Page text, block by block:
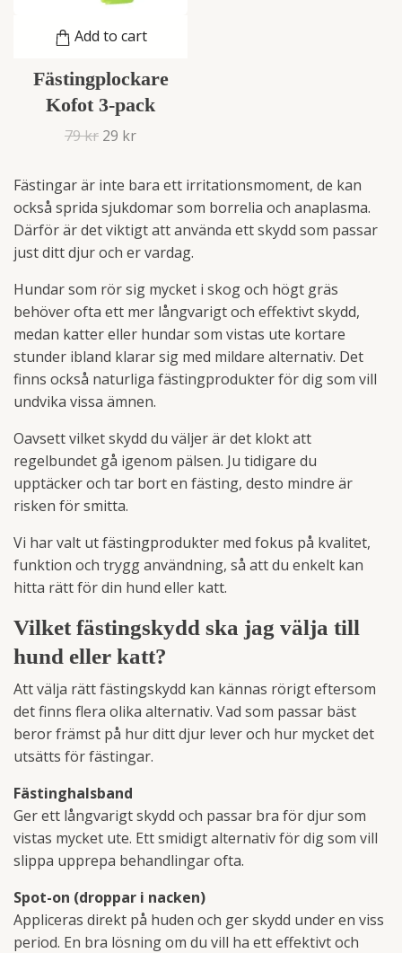
Add to cart
Fästingplockare
Kofot 3-pack
79 kr 29 kr
Fästingar är inte bara ett irritationsmoment, de kan
också sprida sjukdomar som borrelia och anaplasma.
Därför är det viktigt att använda ett skydd som passar
just ditt djur och er vardag.
Hundar som rör sig mycket i skog och högt gräs
behöver ofta ett mer långvarigt och effektivt skydd,
medan katter eller hundar som vistas ute kortare
stunder ibland klarar sig med mildare alternativ. Det
finns också naturliga fästingprodukter för dig som vill
undvika vissa ämnen.
Oavsett vilket skydd du väljer är det klokt att
regelbundet gå igenom pälsen. Ju tidigare du
upptäcker och tar bort en fästing, desto mindre är
risken för smitta.
Vi har valt ut fästingprodukter med fokus på kvalitet,
funktion och trygg användning, så att du enkelt kan
hitta rätt för din hund eller katt.
Vilket fästingskydd ska jag välja till
hund eller katt?
Att välja rätt fästingskydd kan kännas rörigt eftersom
det finns flera olika alternativ. Vad som passar bäst
beror främst på hur ditt djur lever och hur mycket det
utsätts för fästingar.
Fästinghalsband
Ger ett långvarigt skydd och passar bra för djur som
vistas mycket ute. Ett smidigt alternativ för dig som vill
slippa upprepa behandlingar ofta.
Spot-on (droppar i nacken)
Appliceras direkt på huden och ger skydd under en viss
period. En bra lösning om du vill ha ett effektivt och